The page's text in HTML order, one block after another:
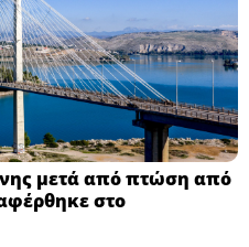
μετά από πτώση από
στο